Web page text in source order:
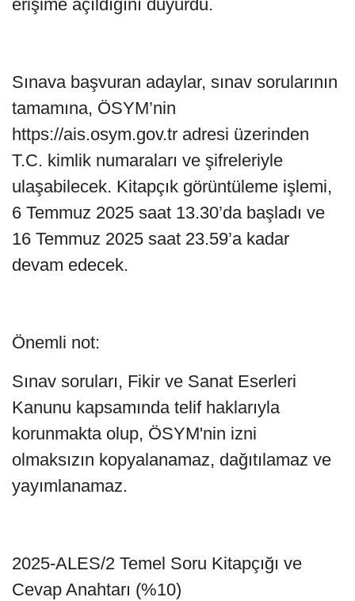
erişime açıldığını duyurdu.
Sınava başvuran adaylar, sınav sorularının
tamamına, ÖSYM’nin
https://ais.osym.gov.tr adresi üzerinden
T.C. kimlik numaraları ve şifreleriyle
ulaşabilecek. Kitapçık görüntüleme işlemi,
6 Temmuz 2025 saat 13.30’da başladı ve
16 Temmuz 2025 saat 23.59’a kadar
devam edecek.
Önemli not:
Sınav soruları, Fikir ve Sanat Eserleri
Kanunu kapsamında telif haklarıyla
korunmakta olup, ÖSYM'nin izni
olmaksızın kopyalanamaz, dağıtılamaz ve
yayımlanamaz.
2025-ALES/2 Temel Soru Kitapçığı ve
Cevap Anahtarı (%10)